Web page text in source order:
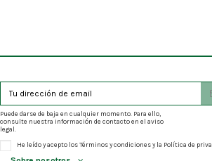
Puede darse de baja en cualquier momento. Para ello,
consulte nuestra información de contacto en el aviso
legal.
He leído y acepto losTérminos y condicionesy la Política de